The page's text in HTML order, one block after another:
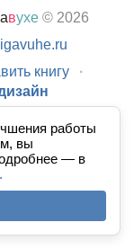
работы
вы
— в
вухе © 2026
книгу
·